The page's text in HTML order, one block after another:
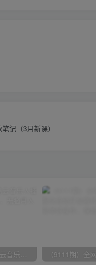
记（3月新课）